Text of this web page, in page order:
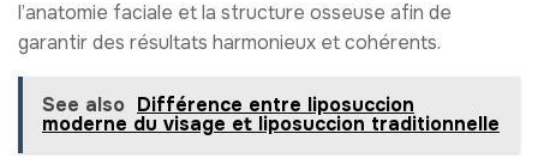
l’anatomie faciale et la structure osseuse afin de
garantir des résultats harmonieux et cohérents.
See also Différence entre liposuccion
moderne du visage et liposuccion traditionnelle